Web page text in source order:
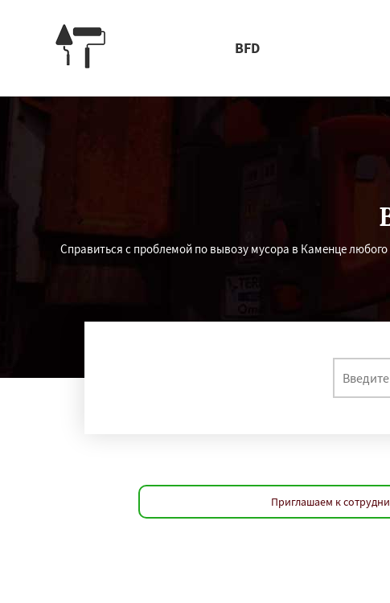
BFD
Справиться с проблемой по вывозу мусора в Каменце
Приглашаем к